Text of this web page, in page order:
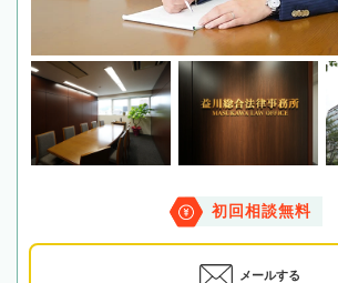
初回相談無料
メールする